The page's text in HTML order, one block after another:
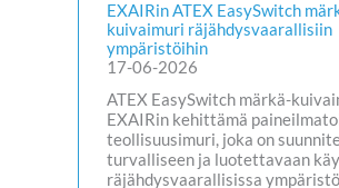
EXAIRin ATEX EasySwitch
kuivaimuri räjähdysvaarallisiin
ympäristöihin
17-06-2026
ATEX EasySwitch märkä-
EXAIRin kehittämä
teollisuusimuri, joka on
turvalliseen ja luotettavaan
räjähdysvaarallisissa